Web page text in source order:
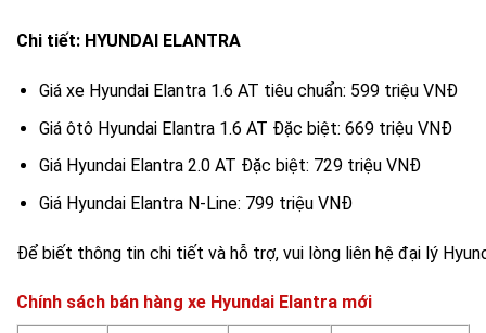
Chi tiết: HYUNDAI ELANTRA
Giá xe Hyundai Elantra 1.6 AT tiêu chuẩn: 599 triệu VNĐ
Giá ôtô Hyundai Elantra 1.6 AT Đặc biệt: 669 triệu VNĐ
Giá Hyundai Elantra 2.0 AT Đặc biệt: 729 triệu VNĐ
Giá Hyundai Elantra N-Line: 799 triệu VNĐ
Để biết thông tin chi tiết và hỗ trợ, vui lòng liên hệ đại lý
Chính sách bán hàng xe Hyundai Elantra mới